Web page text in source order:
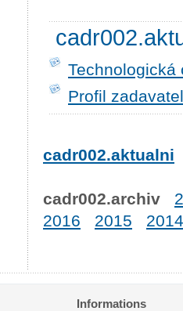
Technologická
Profil
cadr002.aktualni
cadr002.archiv
2016
2015 2014
Informations